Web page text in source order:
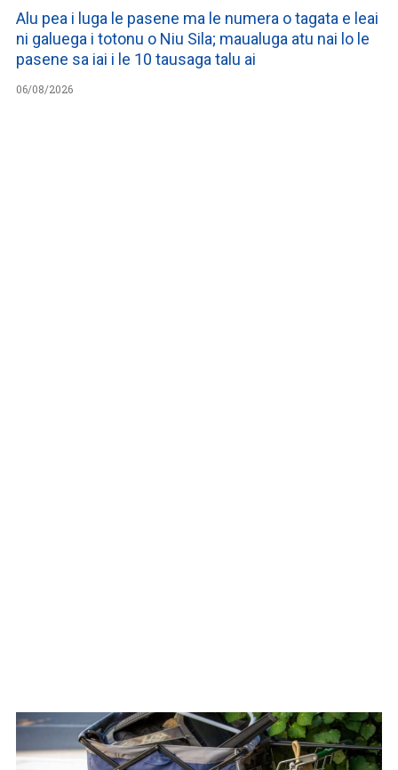
Alu pea i luga le pasene ma le numera o tagata e leai
ni galuega i totonu o Niu Sila; maualuga atu nai lo le
pasene sa iai i le 10 tausaga talu ai
06/08/2026